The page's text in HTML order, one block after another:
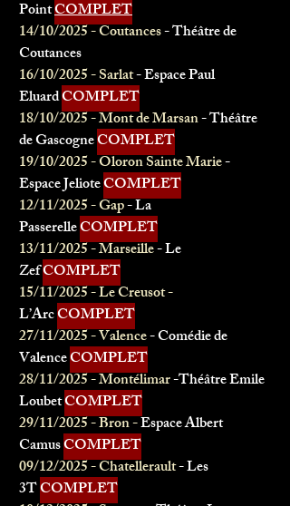
PointCOMPLET
14/10/2025 - Coutances- Théâtre de
Coutances
16/10/2025 - Sarlat- Espace Paul
EluardCOMPLET
18/10/2025 - Mont de Marsan- Théâtre
de GascogneCOMPLET
19/10/2025 - Oloron Sainte Marie-
Espace JelioteCOMPLET
12/11/2025 - Gap- La
PasserelleCOMPLET
13/11/2025 - Marseille- Le
ZefCOMPLET
15/11/2025 - Le Creusot -
L’ArcCOMPLET
27/11/2025 - Valence- Comédie de
ValenceCOMPLET
28/11/2025 - Montélimar-Théâtre Emile
LoubetCOMPLET
29/11/2025 - Bron -Espace Albert
CamusCOMPLET
09/12/2025 - Chatellerault- Les
3TCOMPLET